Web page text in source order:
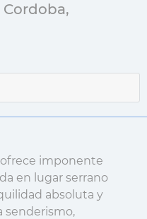
Cordoba,
imponente
en lugar serrano
absoluta y
senderismo,